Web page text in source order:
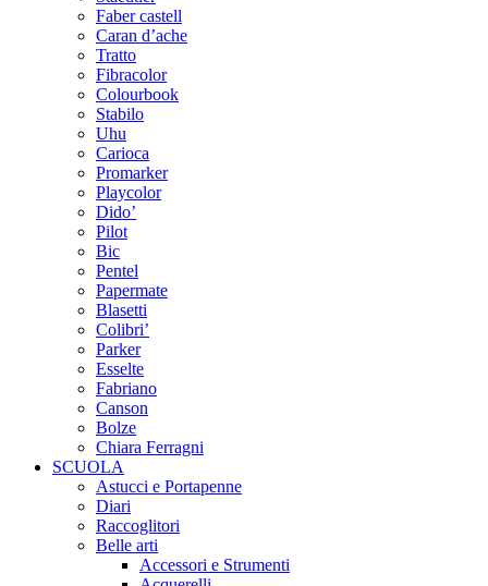
Faber castell
Caran d’ache
Tratto
Fibracolor
Colourbook
Stabilo
Uhu
Carioca
Promarker
Playcolor
Dido’
Pilot
Bic
Pentel
Papermate
Blasetti
Colibri’
Parker
Esselte
Fabriano
Canson
Bolze
Chiara Ferragni
SCUOLA
Astucci e Portapenne
Diari
Raccoglitori
Belle arti
Accessori e Strumenti